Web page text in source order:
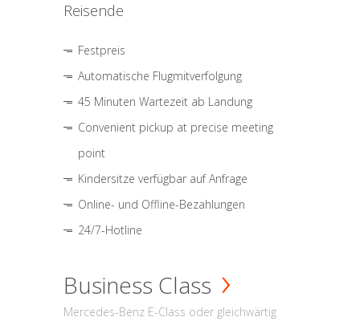
Reisende
Festpreis
Automatische Flugmitverfolgung
45 Minuten Wartezeit ab Landung
Convenient pickup at precise meeting
point
Kindersitze verfügbar auf Anfrage
Online- und Offline-Bezahlungen
24/7-Hotline
Business Class
Mercedes-Benz E-Class oder gleichwärtig